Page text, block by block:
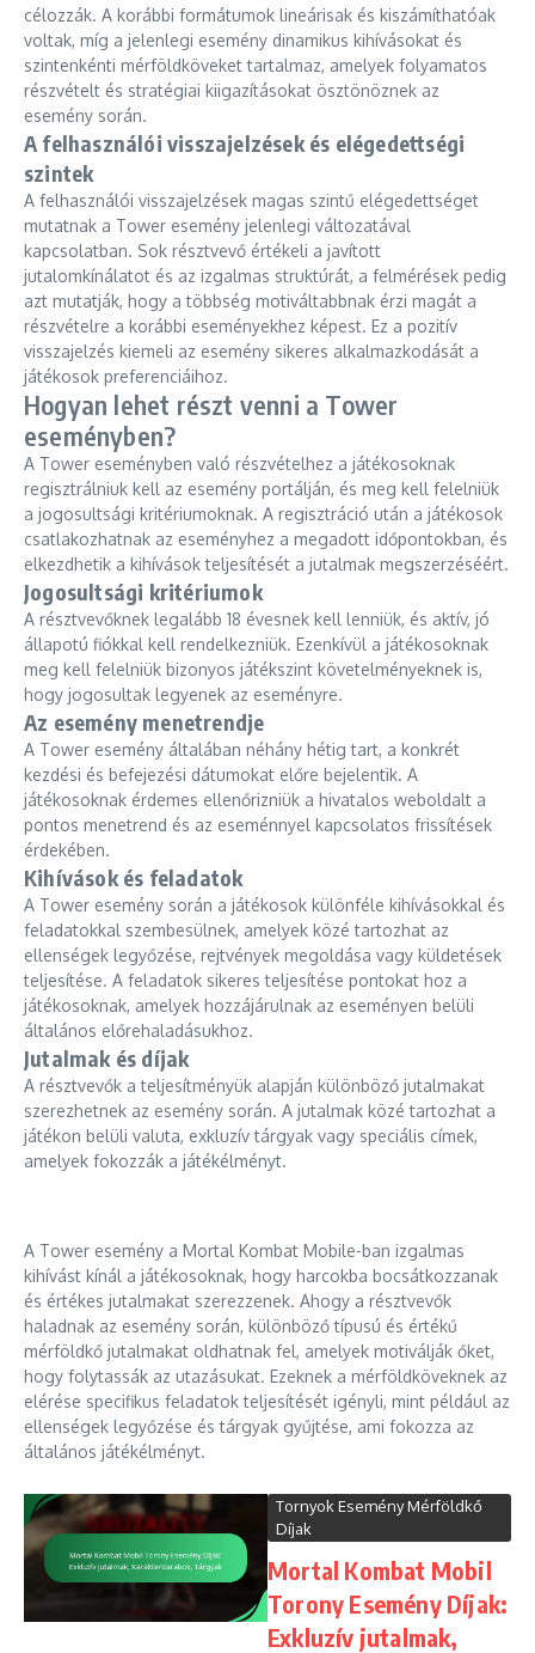
célozzák. A korábbi formátumok lineárisak és kiszámíthatóak
voltak, míg a jelenlegi esemény dinamikus kihívásokat és
szintenkénti mérföldköveket tartalmaz, amelyek folyamatos
részvételt és stratégiai kiigazításokat ösztönöznek az
esemény során.
A felhasználói visszajelzések és elégedettségi
szintek
A felhasználói visszajelzések magas szintű elégedettséget
mutatnak a Tower esemény jelenlegi változatával
kapcsolatban. Sok résztvevő értékeli a javított
jutalomkínálatot és az izgalmas struktúrát, a felmérések pedig
azt mutatják, hogy a többség motiváltabbnak érzi magát a
részvételre a korábbi eseményekhez képest. Ez a pozitív
visszajelzés kiemeli az esemény sikeres alkalmazkodását a
játékosok preferenciáihoz.
Hogyan lehet részt venni a Tower
eseményben?
A Tower eseményben való részvételhez a játékosoknak
regisztrálniuk kell az esemény portálján, és meg kell felelniük
a jogosultsági kritériumoknak. A regisztráció után a játékosok
csatlakozhatnak az eseményhez a megadott időpontokban, és
elkezdhetik a kihívások teljesítését a jutalmak megszerzéséért.
Jogosultsági kritériumok
A résztvevőknek legalább 18 évesnek kell lenniük, és aktív, jó
állapotú fiókkal kell rendelkezniük. Ezenkívül a játékosoknak
meg kell felelniük bizonyos játékszint követelményeknek is,
hogy jogosultak legyenek az eseményre.
Az esemény menetrendje
A Tower esemény általában néhány hétig tart, a konkrét
kezdési és befejezési dátumokat előre bejelentik. A
játékosoknak érdemes ellenőrizniük a hivatalos weboldalt a
pontos menetrend és az eseménnyel kapcsolatos frissítések
érdekében.
Kihívások és feladatok
A Tower esemény során a játékosok különféle kihívásokkal és
feladatokkal szembesülnek, amelyek közé tartozhat az
ellenségek legyőzése, rejtvények megoldása vagy küldetések
teljesítése. A feladatok sikeres teljesítése pontokat hoz a
játékosoknak, amelyek hozzájárulnak az eseményen belüli
általános előrehaladásukhoz.
Jutalmak és díjak
A résztvevők a teljesítményük alapján különböző jutalmakat
szerezhetnek az esemény során. A jutalmak közé tartozhat a
játékon belüli valuta, exkluzív tárgyak vagy speciális címek,
amelyek fokozzák a játékélményt.
A Tower esemény a Mortal Kombat Mobile-ban izgalmas
kihívást kínál a játékosoknak, hogy harcokba bocsátkozzanak
és értékes jutalmakat szerezzenek. Ahogy a résztvevők
haladnak az esemény során, különböző típusú és értékű
mérföldkő jutalmakat oldhatnak fel, amelyek motiválják őket,
hogy folytassák az utazásukat. Ezeknek a mérföldköveknek az
elérése specifikus feladatok teljesítését igényli, mint például az
ellenségek legyőzése és tárgyak gyűjtése, ami fokozza az
általános játékélményt.
Tornyok Esemény Mérföldkő
Díjak
Mortal Kombat Mobil
Torony Esemény Díjak:
Exkluzív jutalmak,